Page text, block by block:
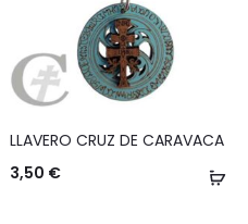
LLAVERO CRUZ DE CARAVACA
3,50 €